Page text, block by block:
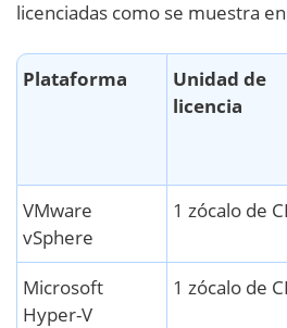
licenciadas como se muestra
Plataforma
Unidad de
licencia
VMware
vSphere
1 zócalo de
Microsoft
Hyper-V
1 zócalo de